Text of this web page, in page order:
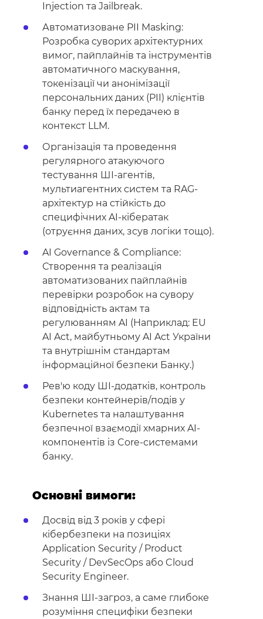
Injection та Jailbreak.
Автоматизоване PII Masking:
Розробка суворих архітектурних
вимог, пайплайнів та інструментів
автоматичного маскування,
токенізації чи анонімізації
персональних даних (PII) клієнтів
банку перед їх передачею в
контекст LLM.
Організація та проведення
регулярного атакуючого
тестування ШІ-агентів,
мультиагентних систем та RAG-
архітектур на стійкість до
специфічних AI-кібератак
(отруєння даних, зсув логіки тощо).
AI Governance & Compliance:
Створення та реалізація
автоматизованих пайплайнів
перевірки розробок на сувору
відповідність актам та
регулюванням AI (Наприклад: EU
AI Act, майбутньому AI Act України
та внутрішнім стандартам
інформаційної безпеки Банку.)
Рев'ю коду ШІ-додатків, контроль
безпеки контейнерів/подів у
Kubernetes та налаштування
безпечної взаємодії хмарних AI-
компонентів із Core-системами
банку.
Основні вимоги:
Досвід від 3 років у сфері
кібербезпеки на позиціях
Application Security / Product
Security / DevSecOps або Cloud
Security Engineer.
Знання ШІ-загроз, а саме глибоке
розуміння специфіки безпеки